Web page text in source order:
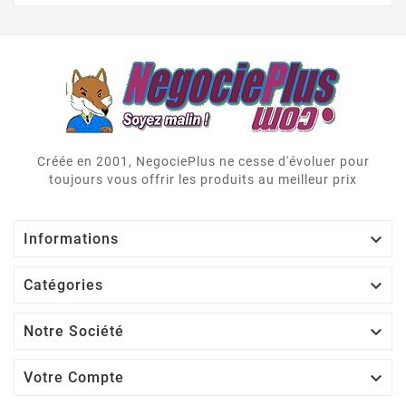
Créée en 2001, NegociePlus ne cesse d'évoluer pour
toujours vous offrir les produits au meilleur prix
Informations 
Catégories 
Notre Société 
Votre Compte 